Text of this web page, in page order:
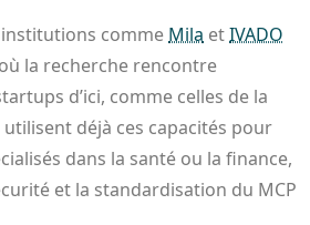
institutions comme Mila etIVADO
la recherche rencontre
d’ici, comme celles de la
déjà ces capacités pour
dans la santé ou la finance,
et la standardisation du MCP